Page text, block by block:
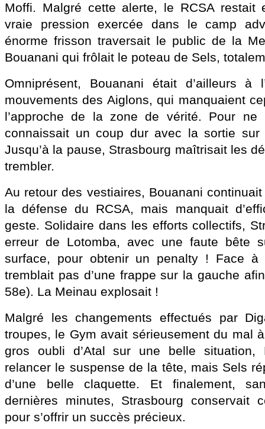
Moffi. Malgré cette alerte, le RCSA restait
vraie pression exercée dans le camp
énorme frisson traversait le public de la
Bouanani qui frôlait le poteau de Sels,
Omniprésent, Bouanani était d’ailleurs à
mouvements des Aiglons, qui manquaient
l’approche de la zone de vérité. Pour ne
connaissait un coup dur avec la sortie sur
Jusqu’à la pause, Strasbourg maîtrisait les
trembler.
Au retour des vestiaires, Bouanani
la défense du RCSA, mais manquait
geste. Solidaire dans les efforts collectifs,
erreur de Lotomba, avec une faute bête
surface, pour obtenir un penalty ! Face à
tremblait pas d’une frappe sur la gauche
58e). La Meinau explosait !
Malgré les changements effectués par
troupes, le Gym avait sérieusement du mal
gros oubli d’Atal sur une belle situation,
relancer le suspense de la tête, mais Sels
d’une belle claquette. Et finalement,
dernières minutes, Strasbourg conservait
pour s’offrir un succès précieux.